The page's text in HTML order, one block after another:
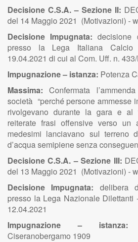
Decisione C.S.A. – Sezione II:
del 14 Maggio 2021 (Motivazioni) -
Decisione Impugnata:decisione
presso la Lega Italiana Calcio
19.04.2021 di cui al Com. Uff. n.
Impugnazione – istanza: Potenza
Massima:Confermata
società “perché persone ammesse
rivolgevano durante la gara e al
reiterate frasi offensive verso un
medesimi lanciavano sul terreno
d’acqua semipiene senza
Decisione C.S.A. – Sezione III:
del 13 Maggio 2021 (Motivazioni) -
Decisione Impugnata: delibera
presso la Lega Nazionale Dilettanti
12.04.2021
Impugnazione – istanza:
Ciseranobergamo 1909